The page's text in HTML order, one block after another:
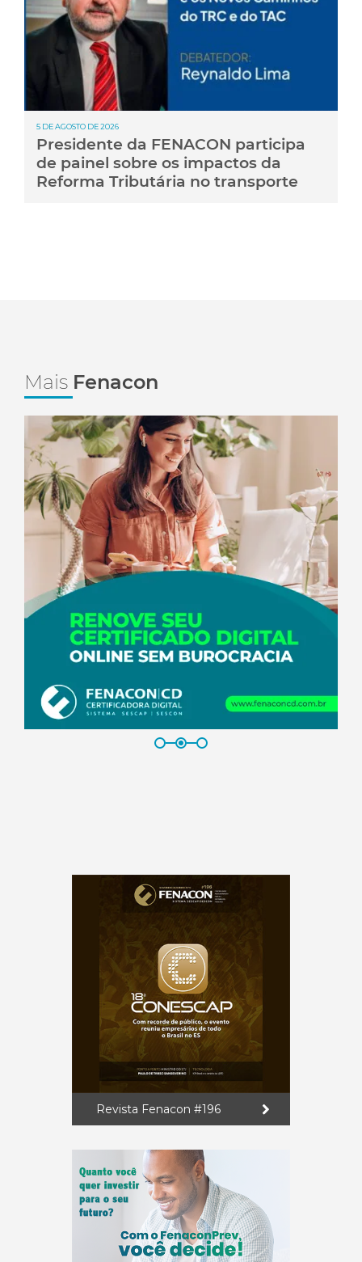
5 DE AGOSTO DE 2026
Presidente da FENACON participa
de painel sobre os impactos da
Reforma Tributária no transporte
Mais Fenacon
Revista Fenacon #196